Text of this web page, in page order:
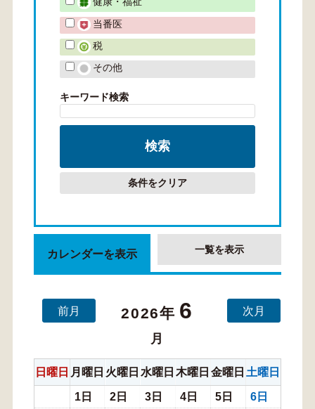
当番医
税
その他
キーワード検索
条件をクリア
カレンダーを表示 一覧を表示
前月 2026年 6
月
次月
日曜日 月曜日 火曜日 水曜日 木曜日 金曜日 土曜日
1日 2日 3日 4日 5日 6日